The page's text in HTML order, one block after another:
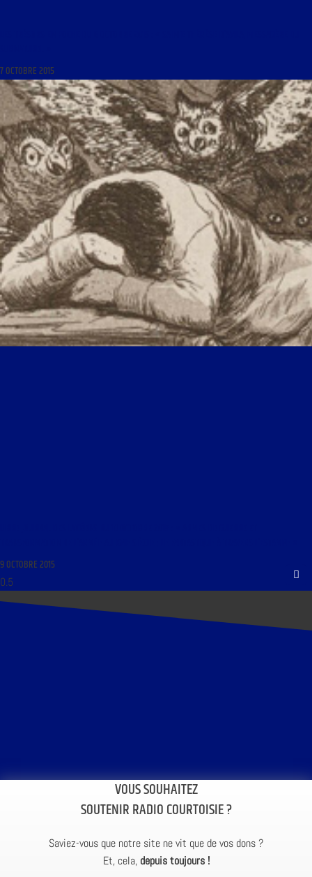
7 OCTOBRE 2015
9 OCTOBRE 2015
VOUS SOUHAITEZ
SOUTENIR RADIO COURTOISIE ?
Saviez-vous que notre site ne vit que de vos dons ?
Et, cela, depuis toujours !